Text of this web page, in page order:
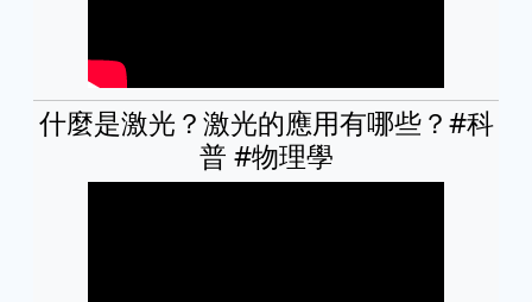
什麼是激光？激光的應用有哪些？#科
普 #物理學